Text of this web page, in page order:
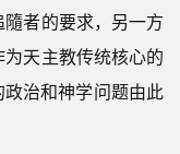
者的要求，另一方
天主教传统核心的
治和神学问题由此